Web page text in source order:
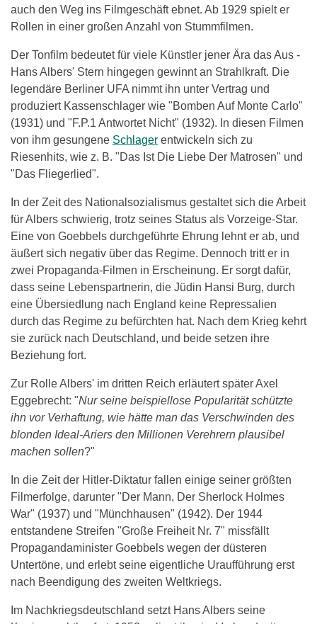
auch den Weg ins Filmgeschäft ebnet. Ab 1929 spielt er
Rollen in einer großen Anzahl von Stummfilmen.
Der Tonfilm bedeutet für viele Künstler jener Ära das Aus -
Hans Albers' Stern hingegen gewinnt an Strahlkraft. Die
legendäre Berliner UFA nimmt ihn unter Vertrag und
produziert Kassenschlager wie "Bomben Auf Monte Carlo"
(1931) und "F.P.1 Antwortet Nicht" (1932). In diesen Filmen
von ihm gesungene Schlager entwickeln sich zu
Riesenhits, wie z. B. "Das Ist Die Liebe Der Matrosen" und
"Das Fliegerlied".
In der Zeit des Nationalsozialismus gestaltet sich die Arbeit
für Albers schwierig, trotz seines Status als Vorzeige-Star.
Eine von Goebbels durchgeführte Ehrung lehnt er ab, und
äußert sich negativ über das Regime. Dennoch tritt er in
zwei Propaganda-Filmen in Erscheinung. Er sorgt dafür,
dass seine Lebenspartnerin, die Jüdin Hansi Burg, durch
eine Übersiedlung nach England keine Repressalien
durch das Regime zu befürchten hat. Nach dem Krieg kehrt
sie zurück nach Deutschland, und beide setzen ihre
Beziehung fort.
Zur Rolle Albers' im dritten Reich erläutert später Axel
Eggebrecht: "Nur seine beispiellose Popularität schützte
ihn vor Verhaftung, wie hätte man das Verschwinden des
blonden Ideal-Ariers den Millionen Verehrern plausibel
machen sollen?"
In die Zeit der Hitler-Diktatur fallen einige seiner größten
Filmerfolge, darunter "Der Mann, Der Sherlock Holmes
War" (1937) und "Münchhausen" (1942). Der 1944
entstandene Streifen "Große Freiheit Nr. 7" missfällt
Propagandaminister Goebbels wegen der düsteren
Untertöne, und erlebt seine eigentliche Uraufführung erst
nach Beendigung des zweiten Weltkriegs.
Im Nachkriegsdeutschland setzt Hans Albers seine